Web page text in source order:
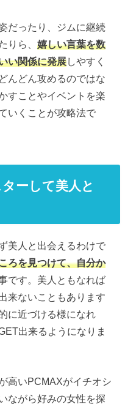
だったり、ジムに継続
りら、嬉しい言葉を数
い関係に発展しやすく
んどん攻めるのではな
すことやイベントを楽
いくことが攻略法で
ーして美人と
美人と出会えるわけで
ろを見つけて、自分か
です。美人ともなれば
来ないこともあります
に近づける様になれ
出来るようになりま
高いPCMAXがイチオシ
ながら好みの女性を探